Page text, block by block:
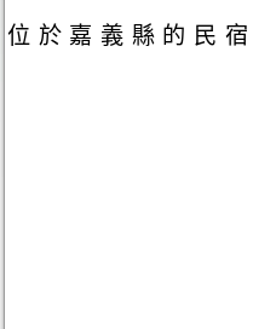
位於嘉義縣的民宿